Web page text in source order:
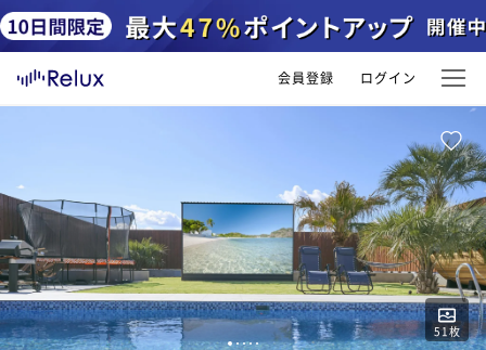
会員登録 ログイン
51 枚
12345